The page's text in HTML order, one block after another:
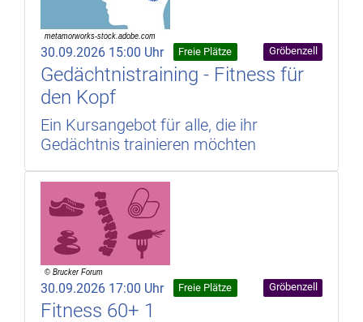
30.09.2026 15:00 Uhr Freie Plätze Gröbenzell
Gedächtnistraining - Fitness für
den Kopf
Ein Kursangebot für alle, die ihr
Gedächtnis trainieren möchten
30.09.2026 17:00 Uhr Freie Plätze Gröbenzell
Fitness 60+ 1